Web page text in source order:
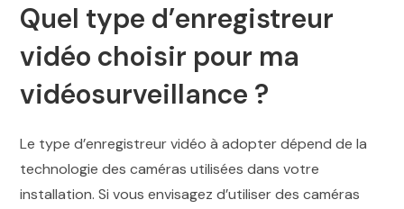
Quel type d’enregistreur
vidéo choisir pour ma
vidéosurveillance ?
Le type d’enregistreur vidéo à adopter dépend de la
technologie des caméras utilisées dans votre
installation. Si vous envisagez d’utiliser des caméras